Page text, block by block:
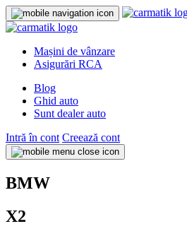
Mașini de vânzare
Asigurări RCA
Blog
Ghid auto
Sunt dealer auto
Intră în cont Creează cont
BMW
X2